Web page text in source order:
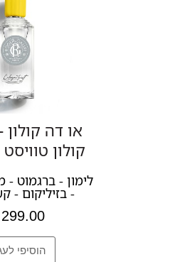
או דה קולון
קולון טוויסט 100 מ"ל
לימון - ברגמוט -
- בזיליקום -
299.00 ₪